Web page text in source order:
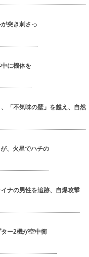
突き刺さっ
に機体を
「不気味の壁」を越え、自然
、火星でハチの
ナの男性を追跡、自爆攻撃
ー2機が空中衝